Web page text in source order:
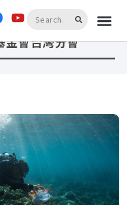
會
金會台灣分會